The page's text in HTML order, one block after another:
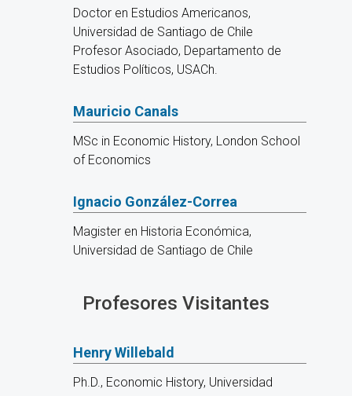
Doctor en Estudios Americanos,
Universidad de Santiago de Chile
Profesor Asociado, Departamento de
Estudios Políticos, USACh.
Mauricio Canals
MSc in Economic History, London School
of Economics
Ignacio González-Correa
Magister en Historia Económica,
Universidad de Santiago de Chile
Profesores Visitantes
Henry Willebald
Ph.D., Economic History, Universidad